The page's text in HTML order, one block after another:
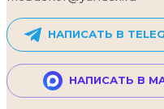
НАПИСАТЬ В
НАПИСАТЬ В